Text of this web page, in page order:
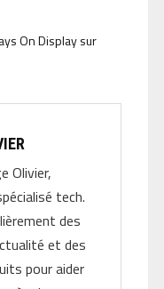
On Display sur
Olivier,
tech.
des
et des
pour aider